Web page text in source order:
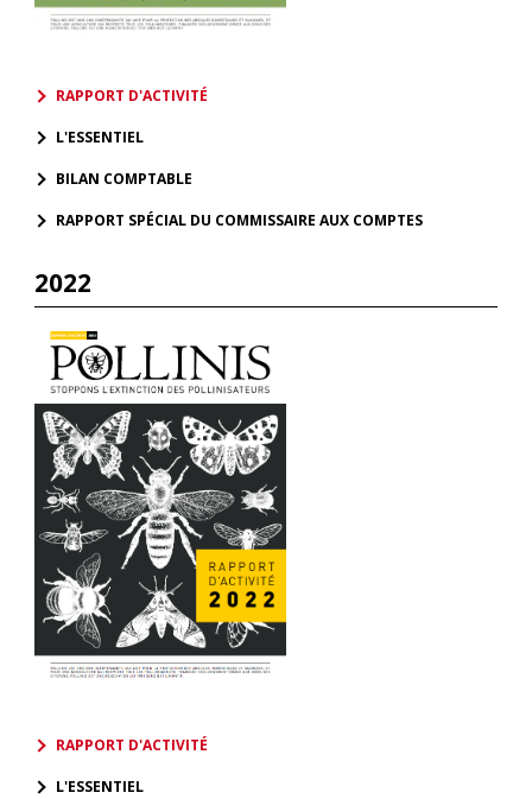
RAPPORT D'ACTIVITÉ
L'ESSENTIEL
BILAN COMPTABLE
RAPPORT SPÉCIAL DU COMMISSAIRE AUX COMPTES
2022
RAPPORT D'ACTIVITÉ
L'ESSENTIEL